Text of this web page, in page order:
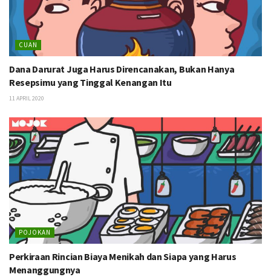
CUAN
Dana Darurat Juga Harus Direncanakan, Bukan Hanya
Resepsimu yang Tinggal Kenangan Itu
11 APRIL 2020
POJOKAN
Perkiraan Rincian Biaya Menikah dan Siapa yang Harus
Menanggungnya